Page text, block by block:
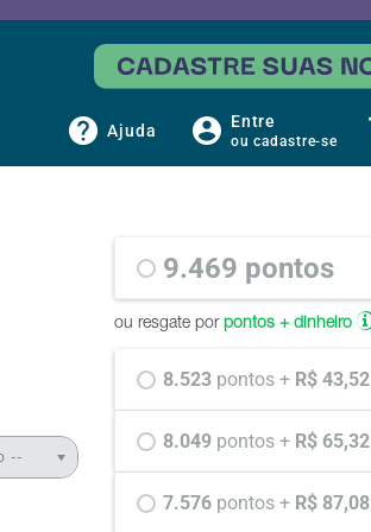
Ajuda Entre
ou cadastre-se
--
9.469 pontos
ou resgate por pontos + dinheiro
8.523 pontos + R$ 43,52
8.049 pontos + R$ 65,32
7.576 pontos + R$ 87,08